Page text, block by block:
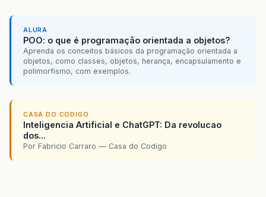
ALURA
POO: o que é programação orientada a objetos?
Aprenda os conceitos básicos da programação orientada a
objetos, como classes, objetos, herança, encapsulamento e
polimorfismo, com exemplos.
CASA DO CODIGO
Inteligencia Artificial e ChatGPT: Da revolucao
dos...
Por Fabricio Carraro — Casa do Codigo